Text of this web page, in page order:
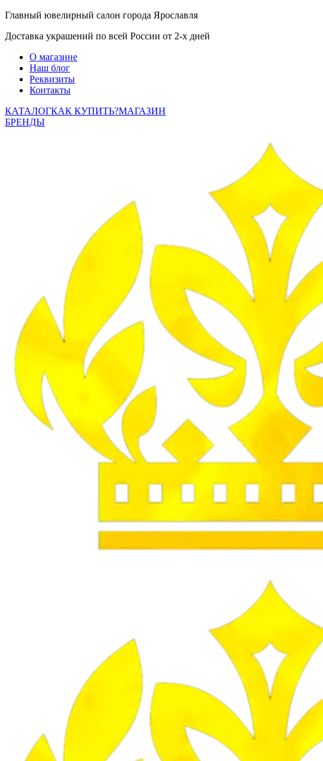
Главный ювелирный салон города Ярославля
Доставка украшений по всей России от 2-х дней
О магазине
Наш блог
Реквизиты
Контакты
КАТАЛОГКАК КУПИТЬ?МАГАЗИН
БРЕНДЫ